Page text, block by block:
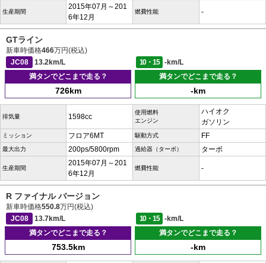
生産期間
2015年07月～201
6年12月
燃費性能 -
GTライン
新車時価格466万円(税込)
JC08
13.2km/L 10・15
-km/L
満タンでどこまで走る？
726km
満タンでどこまで走る？
-km
排気量 1598cc
使用燃料
エンジン
ハイオク
ガソリン
ミッション フロア6MT 駆動方式 FF
最大出力 200ps/5800rpm 過給器（ターボ） ターボ
生産期間
2015年07月～201
6年12月
燃費性能 -
R ファイナル バージョン
新車時価格550.8万円(税込)
JC08
13.7km/L 10・15
-km/L
満タンでどこまで走る？
753.5km
満タンでどこまで走る？
-km